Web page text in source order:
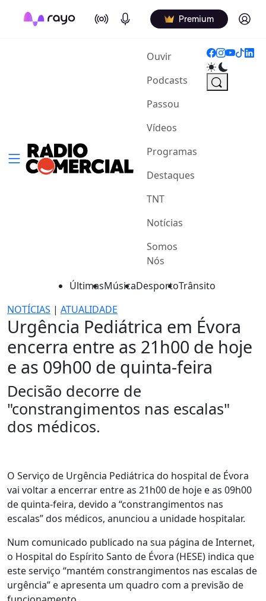
On Air Podcasts Premium Log in
Ouvir(current)
Podcasts
Passou
Vídeos
Programas
Destaques
TNT
Notícias
Somos
Nós
ÚltimasMúsicaDesportoTrânsito
NOTÍCIAS | ATUALIDADE
Urgência Pediátrica em Évora
encerra entre as 21h00 de hoje
e as 09h00 de quinta-feira
Decisão decorre de
"constrangimentos nas escalas"
dos médicos.
O Serviço de Urgência Pediátrica do hospital de Évora
vai voltar a encerrar entre as 21h00 de hoje e as 09h00
de quinta-feira, devido a “constrangimentos nas
escalas” dos médicos, anunciou a unidade hospitalar.
Num comunicado publicado na sua página de Internet,
o Hospital do Espírito Santo de Évora (HESE) indica que
este serviço “mantém constrangimentos nas escalas de
urgência” e apresenta um quadro com a previsão de